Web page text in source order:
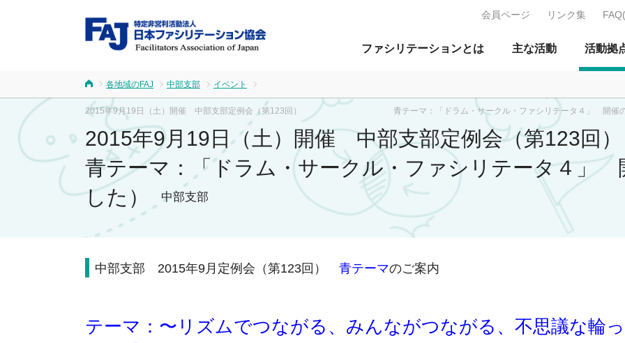
ファシリテーションとは 主な活動 活動拠
会員ページ リンク集
各地域のFAJ 中部支部 イベント
2015年9月19日（土）開催 中部支部定例会（第123回） 青テーマ：「ドラム・サークル・ファシリテータ４」 開催のご
2015年9月19日（土）開催 中部支部
青テーマ：「ドラム・サークル・ファシリテータ４」
した）
中部支部
中部支部 2015年9月定例会（第123回） 青テーマのご案内
テーマ：〜リズムでつながる、みんながつながる、不思議な輪っ